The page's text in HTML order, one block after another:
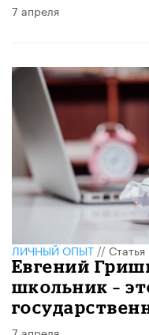
7 апреля
ЛИЧНЫЙ ОПЫТ//Статья
Евгений
школьник –